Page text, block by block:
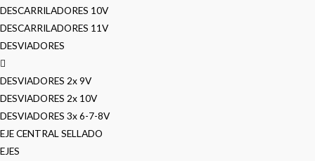
DESCARRILADORES 10V
DESCARRILADORES 11V
DESVIADORES
DESVIADORES 2x 9V
DESVIADORES 2x 10V
DESVIADORES 3x 6-7-8V
EJE CENTRAL SELLADO
EJES